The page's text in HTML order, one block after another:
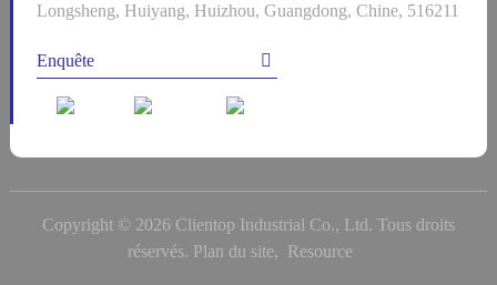
Longsheng, Huiyang, Huizhou, Guangdong, Chine, 516211
Enquête
Copyright © 2026 Clientop Industrial Co., Ltd. Tous droits
réservés. Plan du site, Resource